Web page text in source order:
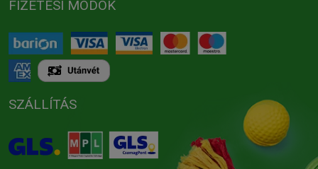
FIZETÉSI MÓDOK
SZÁLLÍTÁS